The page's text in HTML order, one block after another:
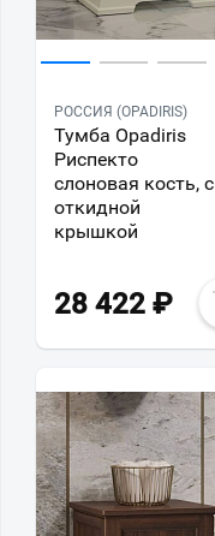
РОССИЯ (OPADIRIS)
Тумба Opadiris
Риспекто
слоновая кость, с
откидной
крышкой
28 422 ₽